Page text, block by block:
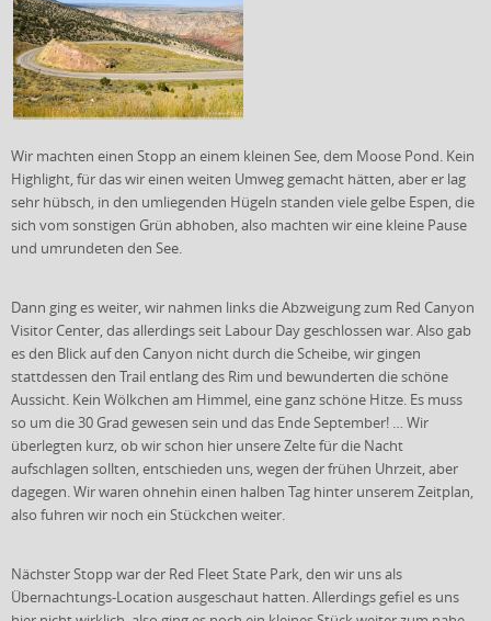
Wir machten einen Stopp an einem kleinen See, dem Moose Pond. Kein
Highlight, für das wir einen weiten Umweg gemacht hätten, aber er lag
sehr hübsch, in den umliegenden Hügeln standen viele gelbe Espen, die
sich vom sonstigen Grün abhoben, also machten wir eine kleine Pause
und umrundeten den See.
Dann ging es weiter, wir nahmen links die Abzweigung zum Red Canyon
Visitor Center, das allerdings seit Labour Day geschlossen war. Also gab
es den Blick auf den Canyon nicht durch die Scheibe, wir gingen
stattdessen den Trail entlang des Rim und bewunderten die schöne
Aussicht. Kein Wölkchen am Himmel, eine ganz schöne Hitze. Es muss
so um die 30 Grad gewesen sein und das Ende September! … Wir
überlegten kurz, ob wir schon hier unsere Zelte für die Nacht
aufschlagen sollten, entschieden uns, wegen der frühen Uhrzeit, aber
dagegen. Wir waren ohnehin einen halben Tag hinter unserem Zeitplan,
also fuhren wir noch ein Stückchen weiter.
Nächster Stopp war der Red Fleet State Park, den wir uns als
Übernachtungs-Location ausgeschaut hatten. Allerdings gefiel es uns